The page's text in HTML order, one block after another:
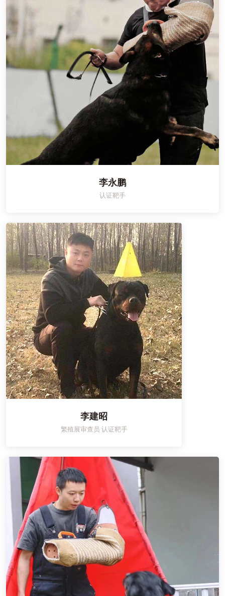
李永鹏
认证靶手
李建昭
繁殖展审查员 认证靶手